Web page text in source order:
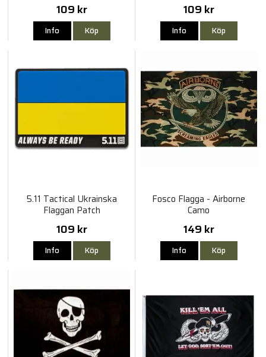
109 kr
Info Köp
109 kr
Info Köp
5.11 Tactical Ukrainska
Flaggan Patch
109 kr
Info Köp
Fosco Flagga - Airborne
Camo
149 kr
Info Köp